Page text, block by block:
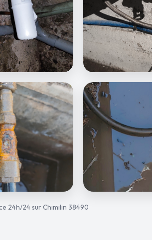
24h/24 sur Chimilin 38490